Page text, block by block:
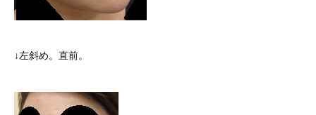
↓左斜め。直前。